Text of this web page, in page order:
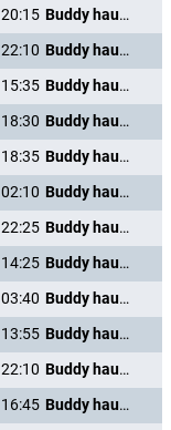
20:15
Buddy haut den Lukas
22:10
Buddy haut den Lukas
15:35
Buddy haut den Lukas
18:30
Buddy haut den Lukas
18:35
Buddy haut den Lukas
02:10
Buddy haut den Lukas
22:25
Buddy haut den Lukas
14:25
Buddy haut den Lukas
03:40
Buddy haut den Lukas
13:55
Buddy haut den Lukas
22:10
Buddy haut den Lukas
16:45
Buddy haut den Lukas